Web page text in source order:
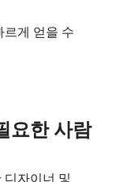
르게 얻을 수
요한 사람
디자이너 및